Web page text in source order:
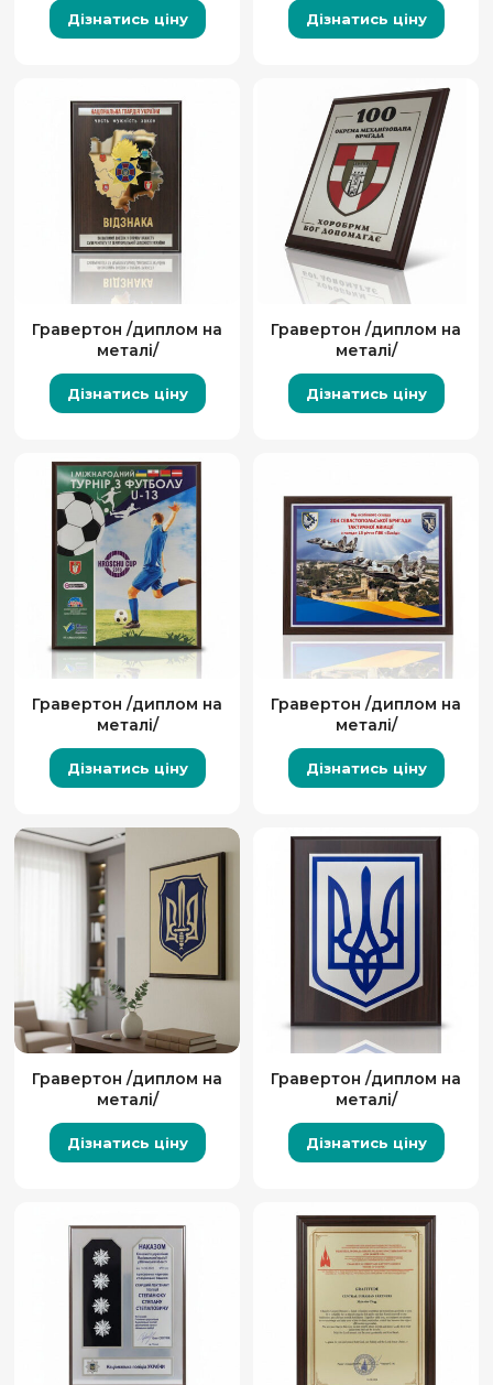
Дізнатись ціну Дізнатись ціну
Гравертон /диплом на
металі/
Дізнатись ціну
Гравертон /диплом на
металі/
Дізнатись ціну
Гравертон /диплом на
металі/
Дізнатись ціну
Гравертон /диплом на
металі/
Дізнатись ціну
Гравертон /диплом на
металі/
Дізнатись ціну
Гравертон /диплом на
металі/
Дізнатись ціну